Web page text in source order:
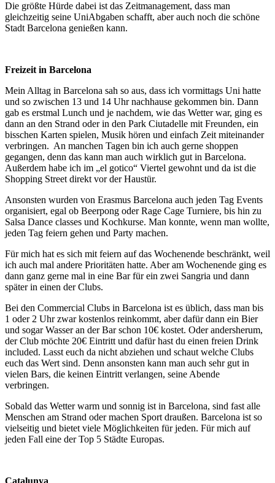
Die größte Hürde dabei ist das Zeitmanagement, dass man
gleichzeitig seine UniAbgaben schafft, aber auch noch die schöne
Stadt Barcelona genießen kann.
Freizeit in Barcelona
Mein Alltag in Barcelona sah so aus, dass ich vormittags Uni hatte
und so zwischen 13 und 14 Uhr nachhause gekommen bin. Dann
gab es erstmal Lunch und je nachdem, wie das Wetter war, ging es
dann an den Strand oder in den Park Ciutadelle mit Freunden, ein
bisschen Karten spielen, Musik hören und einfach Zeit miteinander
verbringen. An manchen Tagen bin ich auch gerne shoppen
gegangen, denn das kann man auch wirklich gut in Barcelona.
Außerdem habe ich im „el gotico“ Viertel gewohnt und da ist die
Shopping Street direkt vor der Haustür.
Ansonsten wurden von Erasmus Barcelona auch jeden Tag Events
organisiert, egal ob Beerpong oder Rage Cage Turniere, bis hin zu
Salsa Dance classes und Kochkurse. Man konnte, wenn man wollte,
jeden Tag feiern gehen und Party machen.
Für mich hat es sich mit feiern auf das Wochenende beschränkt, weil
ich auch mal andere Prioritäten hatte. Aber am Wochenende ging es
dann ganz gerne mal in eine Bar für ein zwei Sangria und dann
später in einen der Clubs.
Bei den Commercial Clubs in Barcelona ist es üblich, dass man bis
1 oder 2 Uhr zwar kostenlos reinkommt, aber dafür dann ein Bier
und sogar Wasser an der Bar schon 10€ kostet. Oder andersherum,
der Club möchte 20€ Eintritt und dafür hast du einen freien Drink
included. Lasst euch da nicht abziehen und schaut welche Clubs
euch das Wert sind. Denn ansonsten kann man auch sehr gut in
vielen Bars, die keinen Eintritt verlangen, seine Abende
verbringen.
Sobald das Wetter warm und sonnig ist in Barcelona, sind fast alle
Menschen am Strand oder machen Sport draußen. Barcelona ist so
vielseitig und bietet viele Möglichkeiten für jeden. Für mich auf
jeden Fall eine der Top 5 Städte Europas.